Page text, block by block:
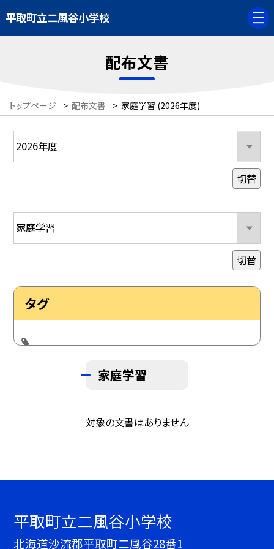
平取町立二風谷小学校
配布文書
トップページ > 配布文書 > 家庭学習 (2026年度)
切替
切替
タグ
家庭学習
対象の文書はありません
平取町立二風谷小学校
北海道沙流郡平取町二風谷28番1